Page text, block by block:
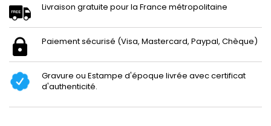
Livraison gratuite pour la France métropolitaine
Paiement sécurisé (Visa, Mastercard, Paypal, Chèque)
Gravure ou Estampe d'époque livrée avec certificat
d'authenticité.